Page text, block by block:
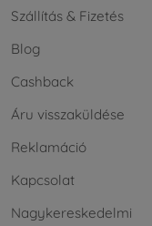
Szállítás & Fizetés
Blog
Cashback
Áru visszaküldése
Reklamáció
Kapcsolat
Nagykereskedelmi